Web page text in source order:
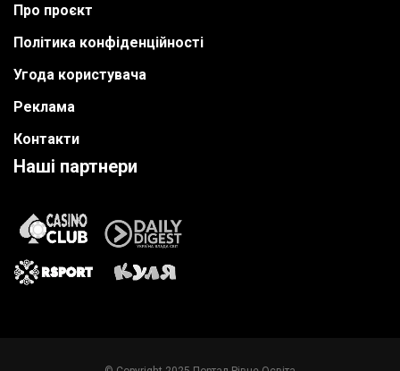
Про проєкт
Політика конфіденційності
Угода користувача
Реклама
Контакти
Наші партнери